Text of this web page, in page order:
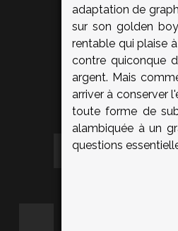
adaptation de
sur son golden
rentable qui plaise
contre quiconque
argent. Mais
arriver à conserver
toute forme de
alambiquée à un
questions